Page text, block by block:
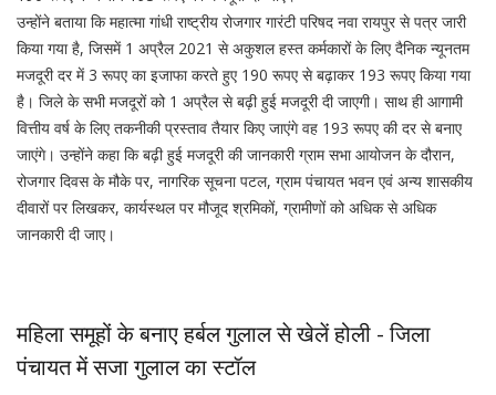
उन्होंने बताया कि महात्मा गांधी राष्ट्रीय रोजगार गारंटी परिषद नवा रायपुर से पत्र जारी
किया गया है, जिसमें 1 अप्रैल 2021 से अकुशल हस्त कर्मकारों के लिए दैनिक न्यूनतम
मजदूरी दर में 3 रूपए का इजाफा करते हुए 190 रूपए से बढ़ाकर 193 रूपए किया गया
है। जिले के सभी मजदूरों को 1 अप्रैल से बढ़ी हुई मजदूरी दी जाएगी। साथ ही आगामी
वित्तीय वर्ष के लिए तकनीकी प्रस्ताव तैयार किए जाएंगे वह 193 रूपए की दर से बनाए
जाएंगे। उन्होंने कहा कि बढ़ी हुई मजदूरी की जानकारी ग्राम सभा आयोजन के दौरान,
रोजगार दिवस के मौके पर, नागरिक सूचना पटल, ग्राम पंचायत भवन एवं अन्य शासकीय
दीवारों पर लिखकर, कार्यस्थल पर मौजूद श्रमिकों, ग्रामीणों को अधिक से अधिक
जानकारी दी जाए।
महिला समूहों के बनाए हर्बल गुलाल से खेलें होली - जिला
पंचायत में सजा गुलाल का स्टॉल